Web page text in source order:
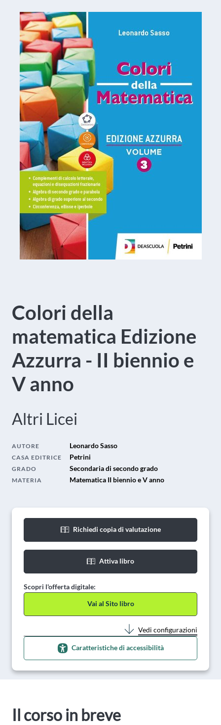
Colori della
matematica Edizione
Azzurra - II biennio e
V anno
Altri Licei
AUTORE Leonardo Sasso
CASA EDITRICE Petrini
GRADO Secondaria di secondo grado
MATERIA Matematica II biennio e V anno
Richiedi copia di valutazione
Attiva libro
Scopri l'offerta digitale:
Vai al Sito libro
Vedi configurazioni
Caratteristiche di accessibilità
Il corso in breve